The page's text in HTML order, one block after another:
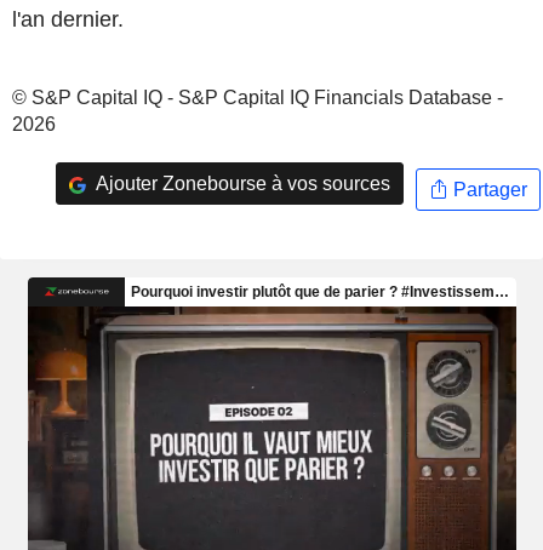
l'an dernier.
© S&P Capital IQ - S&P Capital IQ Financials Database -
2026
Ajouter Zonebourse à vos sources Partager